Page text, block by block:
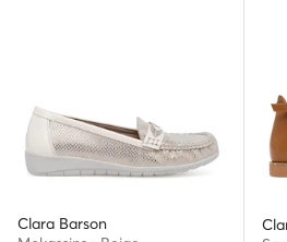
Clara Barson